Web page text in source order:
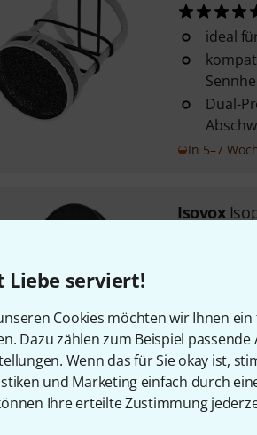
Liebe serviert!
Cookies möchten wir Ihnen
Dazu zählen zum Beispiel
Wenn das für Sie okay ist,
und Marketing einfach durch
Ihre erteilte Zustimmung
ideal
Dual-
In 5–7
Isovox
In 5–7
Isovox